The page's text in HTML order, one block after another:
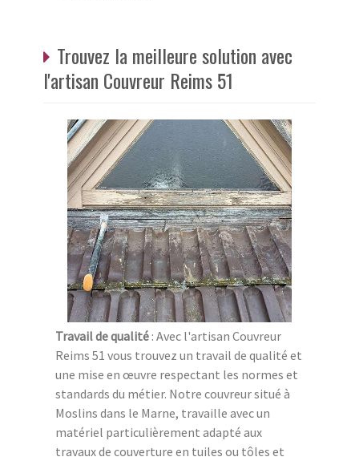
Trouvez la meilleure solution avec
l'artisan Couvreur Reims 51
Travail de qualité : Avec l'artisan Couvreur
Reims 51 vous trouvez un travail de qualité et
une mise en œuvre respectant les normes et
standards du métier. Notre couvreur situé à
Moslins dans le Marne, travaille avec un
matériel particulièrement adapté aux
travaux de couverture en tuiles ou tôles et